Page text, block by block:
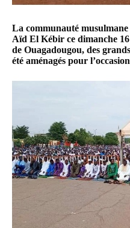
La communauté musulmane
Aïd El Kébir ce dimanche
de Ouagadougou, des
été aménagés pour